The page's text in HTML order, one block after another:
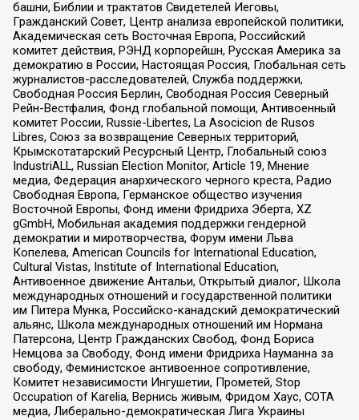
башни, Библии и трактатов Свидетелей Иеговы,
Гражданский Совет, Центр анализа европейской политики,
Академическая сеть Восточная Европа, Российский
комитет действия, РЭНД корпорейшн, Русская Америка за
демократию в России, Настоящая Россия, Глобальная сеть
журналистов-расследователей, Служба поддержки,
Свободная Россия Берлин, Свободная Россия Северный
Рейн-Вестфалия, Фонд глобальной помощи, Антивоенный
комитет России, Russie-Libertes, La Asocicion de Rusos
Libres, Союз за возвращение Северных территорий,
Крымскотатарский Ресурсный Центр, Глобальный союз
IndustriALL, Russian Election Monitor, Article 19, Мнение
медиа, Федерация анархического черного креста, Радио
Свободная Европа, Германское общество изучения
Восточной Европы, Фонд имени Фридриха Эберта, XZ
gGmbH, Мобильная академия поддержки гендерной
демократии и миротворчества, Форум имени Льва
Копелева, American Councils for International Education,
Cultural Vistas, Institute of International Education,
Антивоенное движение Антальи, Открытый диалог, Школа
международных отношений и государственной политики
им Питера Мунка, Российско-канадский демократический
альянс, Школа международных отношений им Нормана
Патерсона, Центр Гражданских Свобод, Фонд Бориса
Немцова за Свободу, Фонд имени Фридриха Науманна за
свободу, Феминистское антивоенное сопротивление,
Комитет независимости Ингушетии, Прометей, Stop
Occupation of Karelia, Вернись живым, Фридом Хаус, СОТА
медиа, Либерально-демократическая Лига Украины